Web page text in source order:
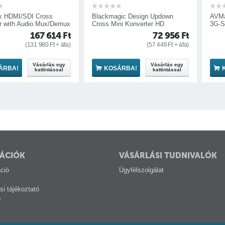
a
you
to
Cross
Mux/Demux
167 614Ft
Ft+ áfa)
Vásárlás egy
kattintással
Blackmagic Design Updown
Cross Mini Konverter HD
Ft
+ áfa)
KOSÁRBA!
Vásárlás egy
kattintással
AVMatrix
3G-SDI
tájékoztató
VÁSÁRLÁSI TUDNIVALÓK
Ügyfélszolgálat